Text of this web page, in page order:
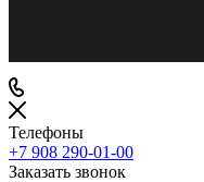
Телефоны
+7 908 290-01-00
Заказать звонок